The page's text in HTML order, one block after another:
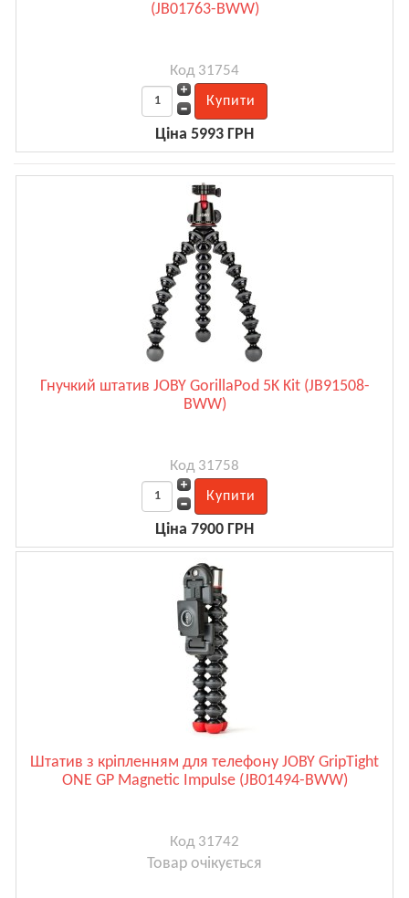
(JB01763-BWW)
Код 31754
Ціна 5993 ГРН
Гнучкий штатив JOBY GorillaPod 5K Kit (JB91508-
BWW)
Код 31758
Ціна 7900 ГРН
Штатив з кріпленням для телефону JOBY GripTight
ONE GP Magnetic Impulse (JB01494-BWW)
Код 31742
Товар очікується